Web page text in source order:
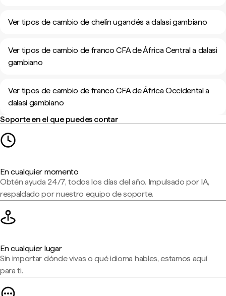
Ver tipos de cambio de chelín ugandés a dalasi gambiano
Ver tipos de cambio de franco CFA de África Central a dalasi
gambiano
Ver tipos de cambio de franco CFA de África Occidental a
dalasi gambiano
Soporte en el que puedes contar
En cualquier momento
Obtén ayuda 24/7, todos los días del año. Impulsado por IA,
respaldado por nuestro equipo de soporte.
En cualquier lugar
Sin importar dónde vivas o qué idioma hables, estamos aquí
para ti.